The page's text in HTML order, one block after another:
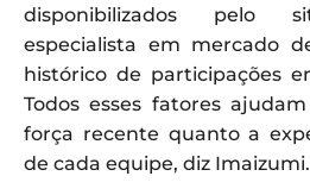
disponibilizados pelo
especialista em mercado
histórico de participações
Todos esses fatores
força recente quanto a
de cada equipe, diz Imaizumi.